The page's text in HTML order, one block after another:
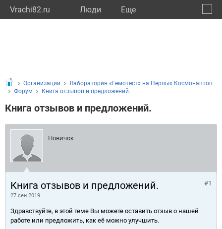
Vrachi82.ru Люди Eще
Организации
Лаборатория «Гемотест» на Первых Космонавтов
Форум
Книга отзывов и предложений.
Книга отзывов и предложений.
Новичок
Книга отзывов и предложений.
27 сен 2019
#1
Здравствуйте, в этой теме Вы можете оставить отзыв о нашей
работе или предложить, как её можно улучшить.